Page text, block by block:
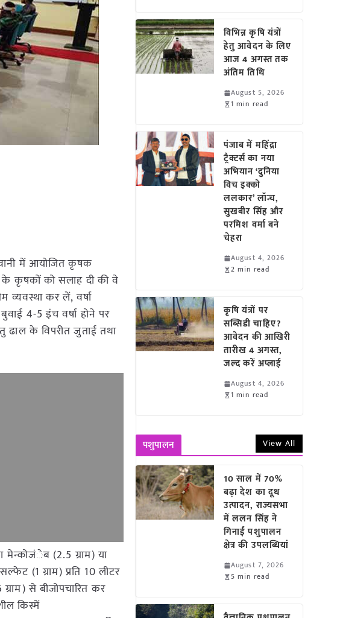
में आयोजित कृषक
के कृषकों को सलाह दी की वे
कर लें, वर्षा
4-5 इंच वर्षा होने पर
ढाल के विपरीत जुताई तथा
मेन्कोजंेब (2.5 ग्राम) या
(1 ग्राम) प्रति 10 लीटर
से बीजोपचारित कर
किस्में
विभिन्न कृषि यंत्रों
हेतु आवेदन के लिए
आज 4 अगस्त तक
अंतिम तिथि
August 5, 2026
1 min read
पंजाब में महिंद्रा
ट्रैक्टर्स का नया
अभियान ‘दुनिया
विच इक्को
ललकार’ लॉन्च,
सुखबीर सिंह और
परमिश वर्मा बने
चेहरा
August 4, 2026
2 min read
कृषि यंत्रों पर
सब्सिडी चाहिए?
आवेदन की आखिरी
तारीख 4 अगस्त,
जल्द करें अप्लाई
August 4, 2026
1 min read
पशुपालन View All
10 साल में 70%
बढ़ा देश का दूध
उत्पादन, राज्यसभा
में ललन सिंह ने
गिनाईं पशुपालन
क्षेत्र की उपलब्धियां
August 7, 2026
5 min read